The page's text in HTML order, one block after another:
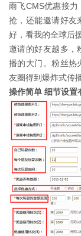
雨飞CMS优惠接
抢，还能邀请好友
好，看我的全球后
邀请的好友越多，
播的大门。粉丝热
友圈得到爆炸式传播
操作简单 细节设置